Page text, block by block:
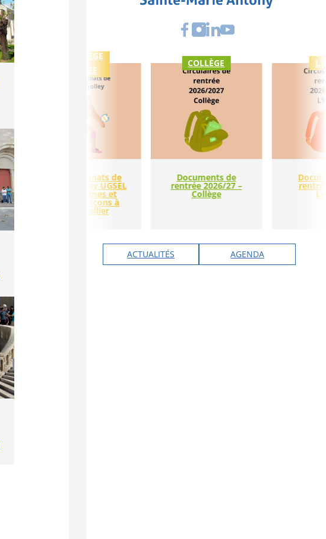
Championnats de
France volley UGSEL
des minimes et
cadets garçons à
Montpellier
COLLÈGE
LYCÉE
Documents de
rentrée 2026/27 –
Collège
COLLÈGE
ACTUALITÉS AGENDA